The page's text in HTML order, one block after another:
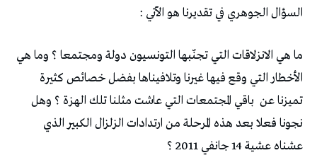
السؤال الجوهري في تقديرنا هو الآتي :
ما هي الانزلاقات التي تجنّبها التونسيون دولة ومجتمعا ؟ وما هي
الأخطار التي وقع فيها غيرنا وتلافيناها بفضل خصائص كثيرة
تميزنا عن باقي المجتمعات التي عاشت مثلنا تلك الهزة ؟ وهل
نجونا فعلا بعد هذه المرحلة من ارتدادات الزلزال الكبير الذي
عشناه عشية 14 جانفي 2011 ؟